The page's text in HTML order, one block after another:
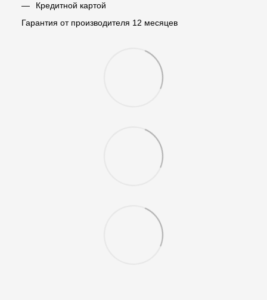
Кредитной картой
Гарантия от производителя 12 месяцев